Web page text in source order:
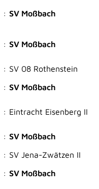
: SV Moßbach
: SV Moßbach
: SV 08 Rothenstein
: SV Moßbach
: Eintracht Eisenberg II
: SV Moßbach
: SV Jena-Zwätzen II
: SV Moßbach